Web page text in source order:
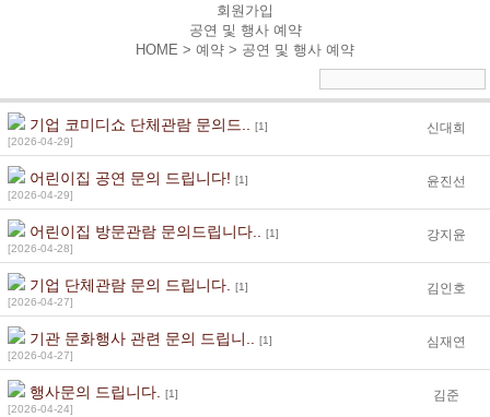
회원가입
공연 및 행사 예약
HOME > 예약 > 공연 및 행사 예약
기업 코미디쇼 단체관람 문의드.. [1]
[2026-04-29]
신대희
어린이집 공연 문의 드립니다! [1]
[2026-04-29]
윤진선
어린이집 방문관람 문의드립니다.. [1]
[2026-04-28]
강지윤
기업 단체관람 문의 드립니다. [1]
[2026-04-27]
김인호
기관 문화행사 관련 문의 드립니.. [1]
[2026-04-27]
심재연
행사문의 드립니다. [1]
[2026-04-24]
김준